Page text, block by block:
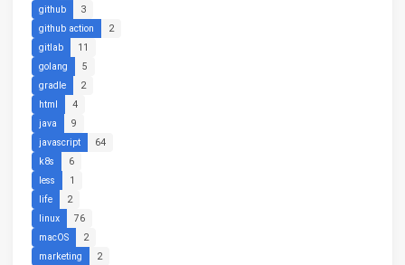
github
3
github action
2
gitlab
11
golang
5
gradle
2
html
4
java
9
javascript
64
k8s
6
less
1
life
2
linux
76
macOS
2
marketing
2